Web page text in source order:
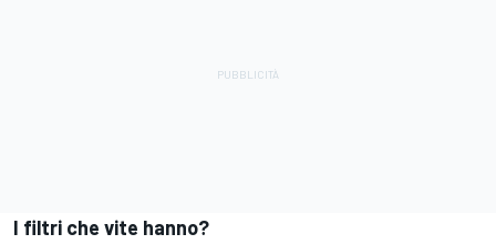
I filtri che vite hanno?